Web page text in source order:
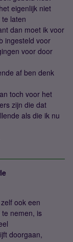
eigenlijk niet
laten
dan moet ik voor
ingesteld voor
voor door
af ben denk
toch voor het
zijn die dat
als die ik nu
ook een
nemen, is
doorgaan,